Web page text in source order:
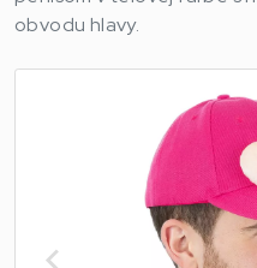
obvodu hlavy.